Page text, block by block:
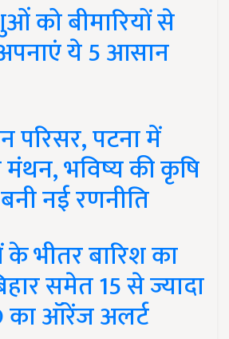
को बीमारियों से
ये 5 आसान
परिसर, पटना में
मंथन, भविष्य की कृषि
नई रणनीति
भीतर बारिश का
समेत 15 से ज्यादा
का ऑरेंज अलर्ट